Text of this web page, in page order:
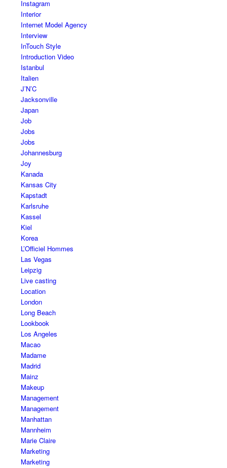
Instagram
Interior
Internet Model Agency
Interview
InTouch Style
Introduction Video
Istanbul
Italien
J’N’C
Jacksonville
Japan
Job
Jobs
Jobs
Johannesburg
Joy
Kanada
Kansas City
Kapstadt
Karlsruhe
Kassel
Kiel
Korea
L’Officiel Hommes
Las Vegas
Leipzig
Live casting
Location
London
Long Beach
Lookbook
Los Angeles
Macao
Madame
Madrid
Mainz
Makeup
Management
Management
Manhattan
Mannheim
Marie Claire
Marketing
Marketing